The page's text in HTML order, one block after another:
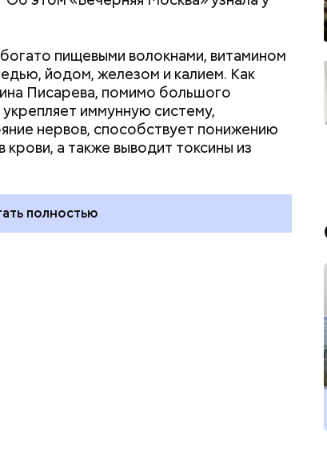
День арбуза и День поцелуев
с зеркалом: какие праздники
августа
День
отмечают
пищевыми волокнами, витамином
йодом, железом и калием. Как
Писарева, помимо большого
иммунную систему,
нервов, способствует понижению
а также выводит токсины из
полностью